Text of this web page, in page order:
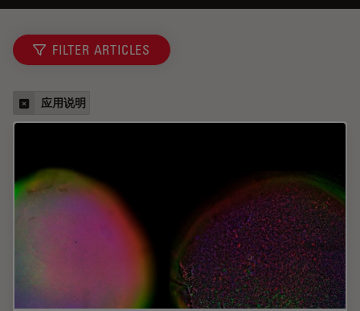
FILTER ARTICLES
应用说明